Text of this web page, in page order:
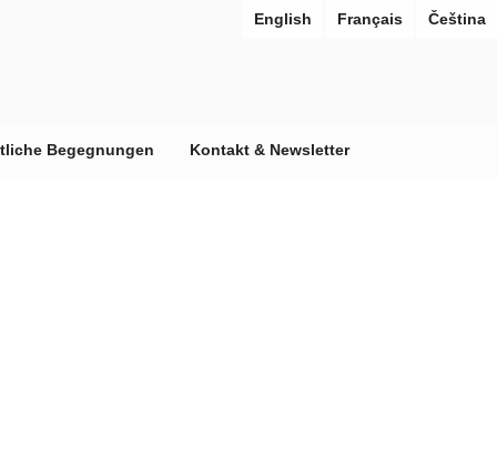
English Français Čeština
auf Städte im Wiederaufbau
Begegnungen Kontakt & Newsletter